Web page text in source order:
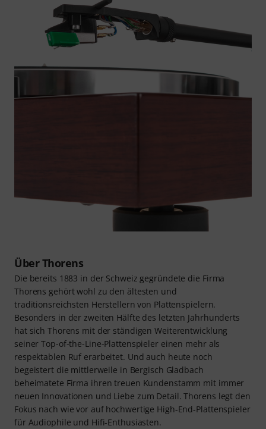
Über Thorens
Die bereits 1883 in der Schweiz gegründete die Firma
Thorens gehört wohl zu den ältesten und
traditionsreichsten Herstellern von Plattenspielern.
Besonders in der zweiten Hälfte des letzten Jahrhunderts
hat sich Thorens mit der ständigen Weiterentwicklung
seiner Top-of-the-Line-Plattenspieler einen mehr als
respektablen Ruf erarbeitet. Und auch heute noch
begeistert die mittlerweile in Bergisch Gladbach
beheimatete Firma ihren treuen Kundenstamm mit immer
neuen Innovationen und Liebe zum Detail. Thorens legt den
Fokus nach wie vor auf hochwertige High-End-Plattenspieler
für Audiophile und Hifi-Enthusiasten.